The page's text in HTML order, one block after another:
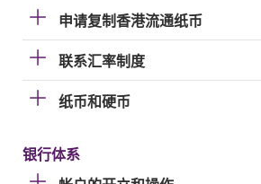
申请复制香港流通纸币
联系汇率制度
纸币和硬币
银行体系